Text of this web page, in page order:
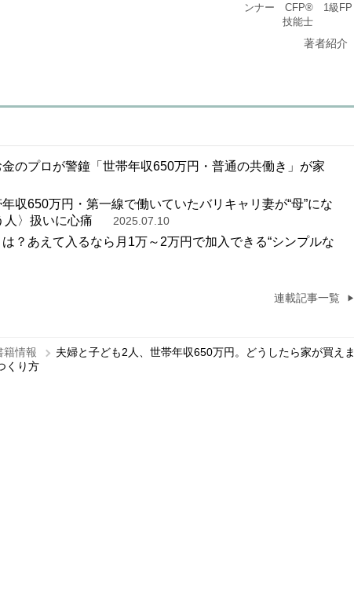
ンナー CFP® 1級FP
技能士
著者紹介
のプロが警鐘「世帯年収650万円・普通の共働き」が家
収650万円・第一線で働いていたバリキャリ妻が“母”にな
人〉扱いに心痛
2025.07.10
？あえて入るなら月1万～2万円で加入できる“シンプルな
連載記事一覧
籍情報
夫婦と子ども2人、世帯年収650万円。どうしたら家が買えま
くり方